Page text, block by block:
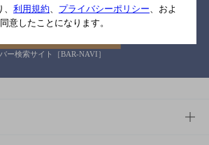
バー検索サイト［BAR-NAVI］
利用規約、 プライバシーポリシー、およ
意したことになります。